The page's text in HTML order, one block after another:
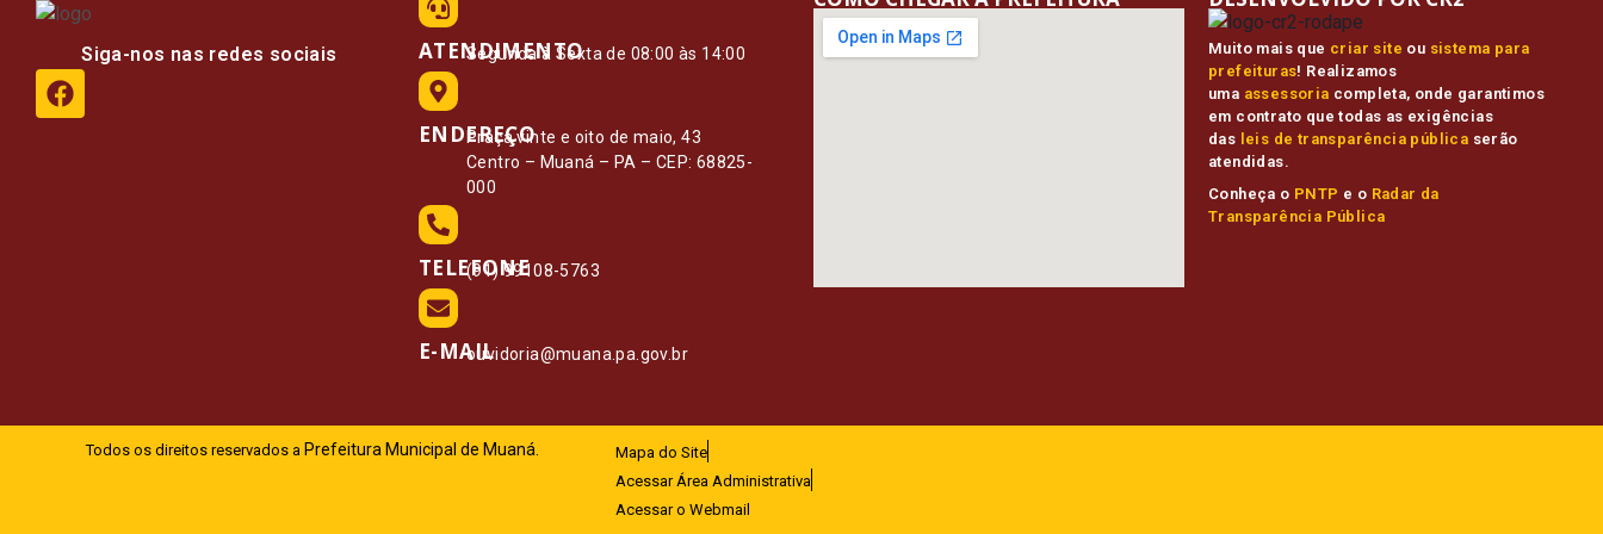
Siga-nos nas redes sociais ATENDIMENTO
Segunda à Sexta de 08:00 às 14:00
ENDEREÇO
Praça vinte e oito de maio, 43
Centro – Muaná – PA – CEP: 68825-
000
TELEFONE
(91) 99108-5763
E-MAILouvidoria@muana.pa.gov.br
Muito mais que criar site ou sistema para
prefeituras! Realizamos
uma assessoria completa, onde garantimos
em contrato que todas as exigências
das leis de transparência pública serão
atendidas.
Conheça o PNTP e o Radar da
Transparência Pública
Todos os direitos reservados a Prefeitura Municipal de Muaná.
Mapa do Site
Acessar Área Administrativa
Acessar o Webmail